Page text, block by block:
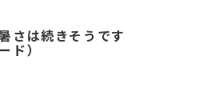
さは続きそうです
ド）